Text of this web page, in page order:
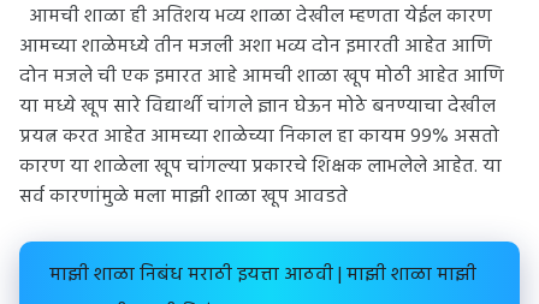
आमची शाळा ही अतिशय भव्य शाळा देखील म्हणता येईल कारण
आमच्या शाळेमध्ये तीन मजली अशा भव्य दोन इमारती आहेत आणि
दोन मजले ची एक इमारत आहे आमची शाळा खूप मोठी आहेत आणि
या मध्ये खूप सारे विद्यार्थी चांगले ज्ञान घेऊन मोठे बनण्याचा देखील
प्रयत्न करत आहेत आमच्या शाळेच्या निकाल हा कायम 99% असतो
कारण या शाळेला खूप चांगल्या प्रकारचे शिक्षक लाभलेले आहेत. या
सर्व कारणांमुळे मला माझी शाळा खूप आवडते
माझी शाळा निबंध मराठी इयत्ता आठवी | माझी शाळा माझी